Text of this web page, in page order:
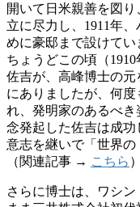
開いて日米親善を図
立に尽力し、1911年
めに豪邸まで設けてい
ちょうどこの頃（
佐吉が、高峰博士の
にありましたが、何
れ、発明家のあるべ
念発起した佐吉は成
意志を継いで「世界
（関連記事 → こちら ）
さらに博士は、ワシ